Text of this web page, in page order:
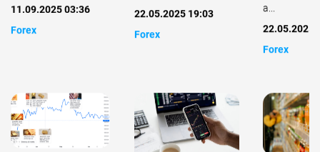
11.09.2025 03:36
Forex
22.05.2025 19:03
Forex
a...
22.05.2025
Forex